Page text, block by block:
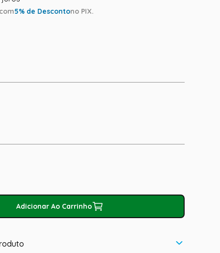
com5% de Descontono PIX.
Adicionar Ao Carrinho